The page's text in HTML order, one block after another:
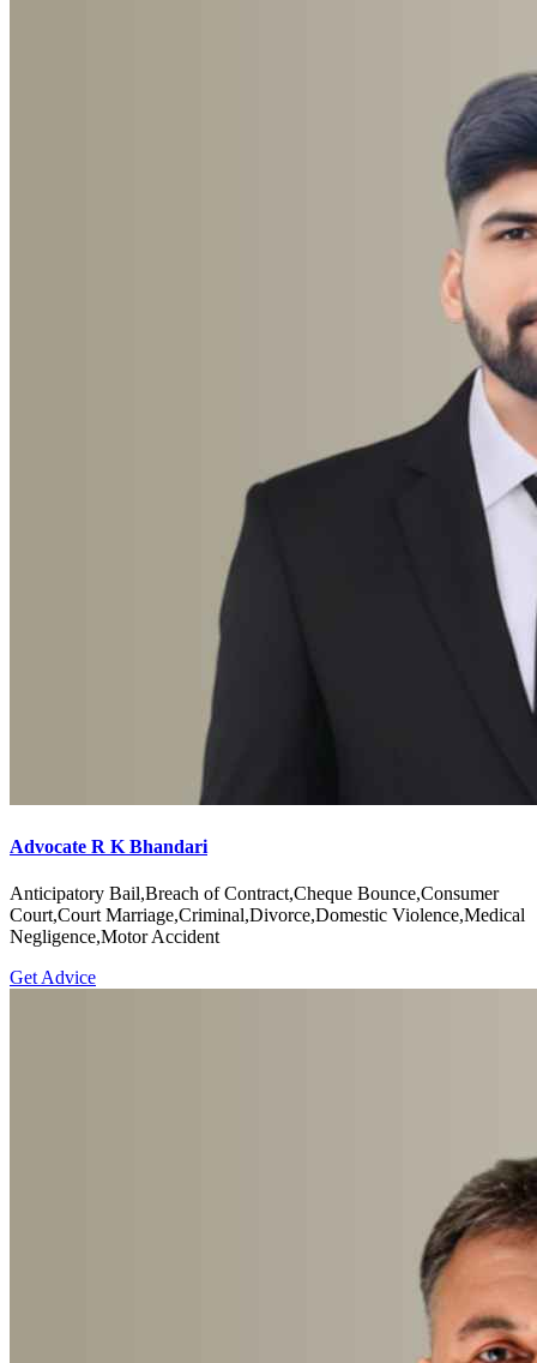
Advocate R K Bhandari
Anticipatory Bail,Breach of Contract,Cheque Bounce,Consumer
Court,Court Marriage,Criminal,Divorce,Domestic Violence,Medical
Negligence,Motor Accident
Get Advice